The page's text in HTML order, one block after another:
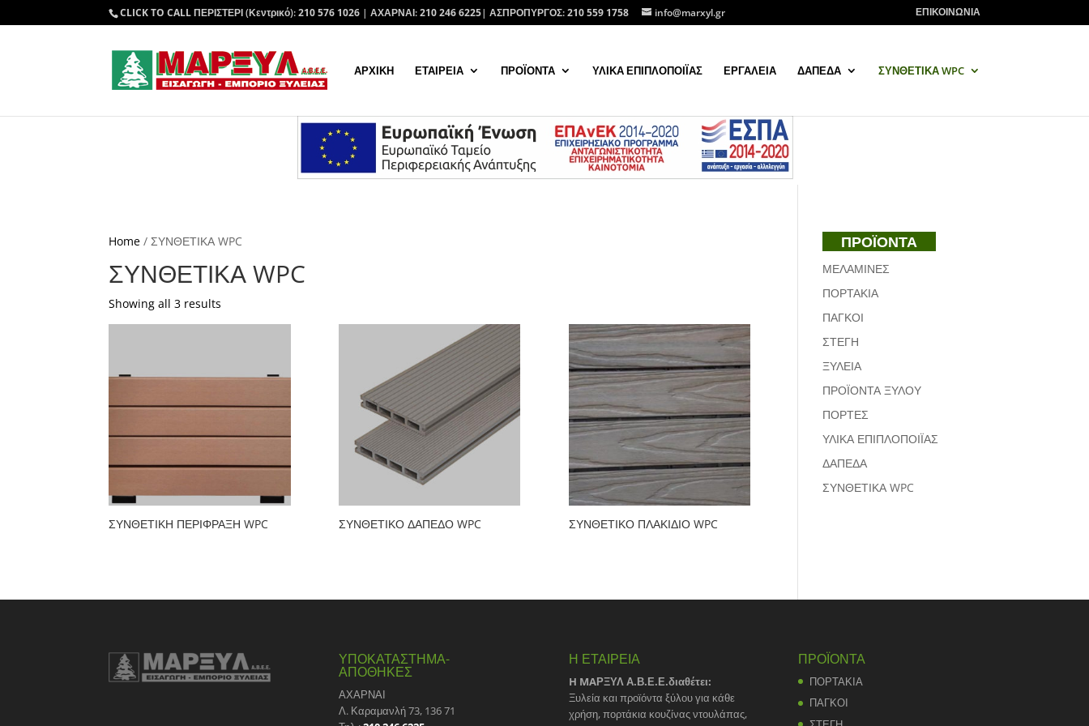
CLICK TO CALLΠΕΡΙΣΤΕΡΙ (Κεντρικό):210 576 1026 | ΑΧΑΡΝΑΙ:210 246 6225| ΑΣΠΡΟΠΥΡΓΟΣ:210 559 1758 info@marxyl.gr ΕΠΙΚΟΙΝΩΝΙΑ
ΑΡΧΙΚΗ ΕΤΑΙΡΕΙΑ ΠΡΟΪΟΝΤΑ ΥΛΙΚΑ ΕΠΙΠΛΟΠΟΙΪΑΣ ΕΡΓΑΛΕΙΑ ΔΑΠΕΔΑ ΣΥΝΘΕΤΙΚΑ WPC
Home / ΣΥΝΘΕΤΙΚΑ WPC
ΣΥΝΘΕΤΙΚΑ WPC
Showing all 3 results
by
ΣΥΝΘΕΤΙΚΗ ΠΕΡΙΦΡΑΞΗ WPC ΣΥΝΘΕΤΙΚΟ ΔΑΠΕΔΟ WPC ΣΥΝΘΕΤΙΚΟ ΠΛΑΚΙΔΙΟ WPC
ΠΡΟΪΟΝΤΑ
ΜΕΛΑΜΙΝΕΣ
ΠΟΡΤΑΚΙΑ
ΠΑΓΚΟΙ
ΣΤΕΓΗ
ΞΥΛΕΙΑ
ΠΡΟΪΟΝΤΑ ΞΥΛΟΥ
ΠΟΡΤΕΣ
ΥΛΙΚΑ ΕΠΙΠΛΟΠΟΙΪΑΣ
ΔΑΠΕΔΑ
ΣΥΝΘΕΤΙΚΑ WPC
ΥΠΟΚΑΤΑΣΤΗΜΑ-
ΑΠΟΘΗΚΕΣ
ΑΧΑΡΝΑΙ
Λ. Καραμανλή 73, 136 71
Η ΕΤΑΙΡΕΙΑ
H MAΡΞΥΛ Α.Β.Ε.Ε.διαθέτει:
Ξυλεία και προϊόντα ξύλου για κάθε
χρήση, πορτάκια κουζίνας ντουλάπας,
ΠΡΟΪΟΝΤΑ
ΠΟΡΤΑΚΙΑ
ΠΑΓΚΟΙ